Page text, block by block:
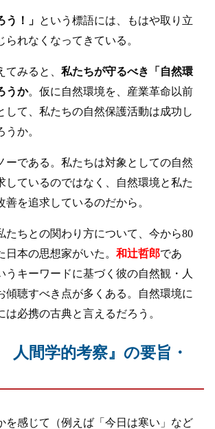
う！」 という標語には、もはや取り立
れなくなってきている。
てみると、私たちが守るべき「自然環
うか。仮に自然環境を、産業革命以前
して、私たちの自然保護活動は成功し
か。
ーである。私たちは対象としての自然
しているのではなく、自然環境と私た
善を追求しているのだから。
たちとの関わり方について、今から80
日本の思想家がいた。和辻哲郎であ
うキーワードに基づく彼の自然観・人
傾聴すべき点が多くある。自然環境に
は必携の古典と言えるだろう。
人間学的考察』の要旨・
を感じて（例えば「今日は寒い」など